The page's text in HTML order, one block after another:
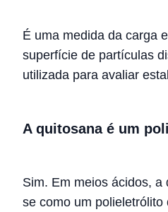
É uma medida da carga
superfície de partículas
utilizada para avaliar
A quitosana é um
Sim. Em meios ácidos, a
se como um polieletrólito